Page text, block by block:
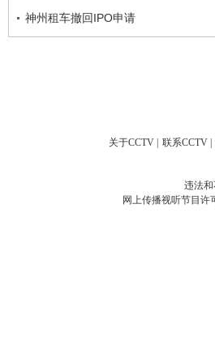
神州租车撤回IPO申请
关于CCTV 联系CCTV
违法
网上传播视听节目许